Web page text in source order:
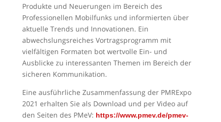
Produkte und Neuerungen im Bereich des
Professionellen Mobilfunks und informierten über
aktuelle Trends und Innovationen. Ein
abwechslungsreiches Vortragsprogramm mit
vielfältigen Formaten bot wertvolle Ein- und
Ausblicke zu interessanten Themen im Bereich der
sicheren Kommunikation.
Eine ausführliche Zusammenfassung der PMRExpo
2021 erhalten Sie als Download und per Video auf
den Seiten des PMeV: https://www.pmev.de/pmev-